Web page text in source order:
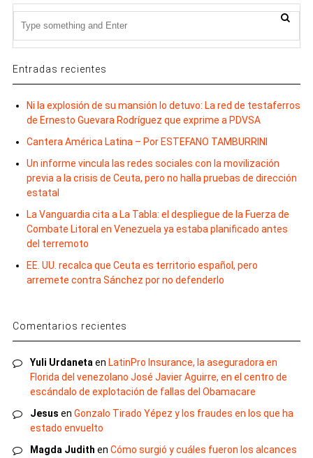
Entradas recientes
Ni la explosión de su mansión lo detuvo: La red de testaferros
de Ernesto Guevara Rodríguez que exprime a PDVSA
Cantera América Latina – Por ESTEFANO TAMBURRINI
Un informe vincula las redes sociales con la movilización
previa a la crisis de Ceuta, pero no halla pruebas de dirección
estatal
La Vanguardia cita a La Tabla: el despliegue de la Fuerza de
Combate Litoral en Venezuela ya estaba planificado antes
del terremoto
EE. UU. recalca que Ceuta es territorio español, pero
arremete contra Sánchez por no defenderlo
Comentarios recientes
Yuli Urdaneta en LatinPro Insurance, la aseguradora en
Florida del venezolano José Javier Aguirre, en el centro de
escándalo de explotación de fallas del Obamacare
Jesus en Gonzalo Tirado Yépez y los fraudes en los que ha
estado envuelto
Magda Judith en Cómo surgió y cuáles fueron los alcances